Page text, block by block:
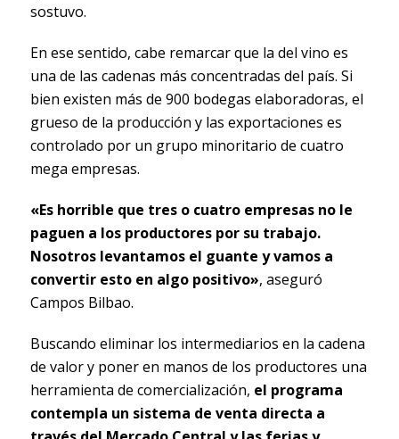
sostuvo.
En ese sentido, cabe remarcar que la del vino es
una de las cadenas más concentradas del país. Si
bien existen más de 900 bodegas elaboradoras, el
grueso de la producción y las exportaciones es
controlado por un grupo minoritario de cuatro
mega empresas.
«Es horrible que tres o cuatro empresas no le
paguen a los productores por su trabajo.
Nosotros levantamos el guante y vamos a
convertir esto en algo positivo», aseguró
Campos Bilbao.
Buscando eliminar los intermediarios en la cadena
de valor y poner en manos de los productores una
herramienta de comercialización, el programa
contempla un sistema de venta directa a